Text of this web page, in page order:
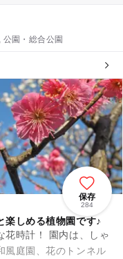
園・総合公園
保存
284
楽しめる植物園です♪
花時計！ 園内は、しゃ
風庭園、花のトンネル